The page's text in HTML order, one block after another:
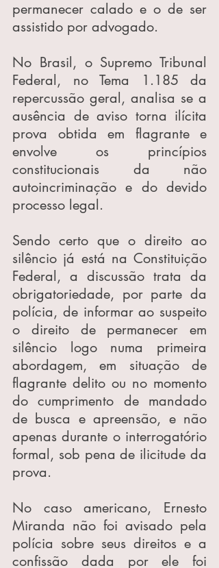
permanecer calado e o de ser
assistido por advogado.
No Brasil, o Supremo Tribunal
Federal, no Tema 1.185 da
repercussão geral, analisa se a
ausência de aviso torna ilícita
prova obtida em flagrante e
envolve os princípios
constitucionais da não
autoincriminação e do devido
processo legal.
Sendo certo que o direito ao
silêncio já está na Constituição
Federal, a discussão trata da
obrigatoriedade, por parte da
polícia, de informar ao suspeito
o direito de permanecer em
silêncio logo numa primeira
abordagem, em situação de
flagrante delito ou no momento
do cumprimento de mandado
de busca e apreensão, e não
apenas durante o interrogatório
formal, sob pena de ilicitude da
prova.
No caso americano, Ernesto
Miranda não foi avisado pela
polícia sobre seus direitos e a
confissão dada por ele foi